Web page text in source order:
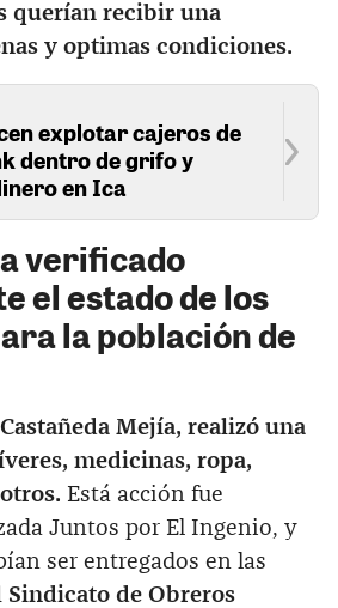
querían recibir una
y optimas condiciones.
explotar cajeros de
dentro de grifo y
en Ica
verificado
el estado de los
la población de
Mejía, realizó una
medicinas, ropa,
Está acción fue
Juntos por El Ingenio, y
ser entregados en las
de Obreros